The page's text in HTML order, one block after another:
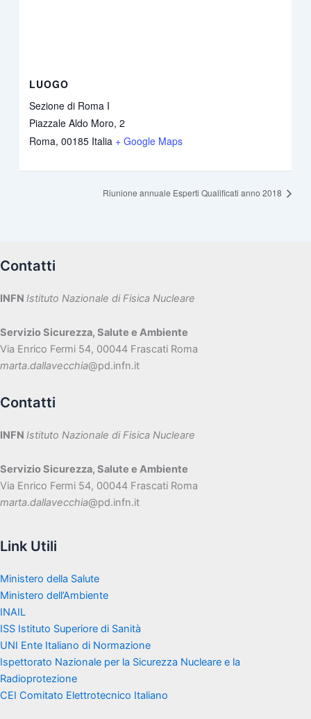
LUOGO
Sezione di Roma I
Piazzale Aldo Moro, 2
Roma, 00185 Italia + Google Maps
Riunione annuale Esperti Qualificati anno 2018
Contatti
INFN Istituto Nazionale di Fisica Nucleare
Servizio Sicurezza, Salute e Ambiente
Via Enrico Fermi 54, 00044 Frascati Roma
marta.dallavecchia@pd.infn.it
Contatti
INFN Istituto Nazionale di Fisica Nucleare
Servizio Sicurezza, Salute e Ambiente
Via Enrico Fermi 54, 00044 Frascati Roma
marta.dallavecchia@pd.infn.it
Link Utili
Ministero della Salute
Ministero dell’Ambiente
INAIL
ISS Istituto Superiore di Sanità
UNI Ente Italiano di Normazione
Ispettorato Nazionale per la Sicurezza Nucleare e la
Radioprotezione
CEI Comitato Elettrotecnico Italiano